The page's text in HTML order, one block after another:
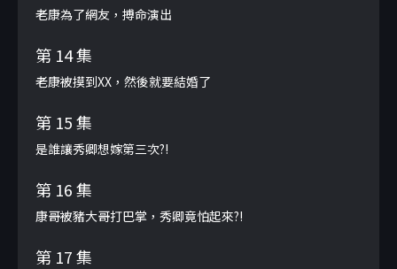
老康為了網友，搏命演出
第 14 集
老康被摸到XX，然後就要結婚了
第 15 集
是誰讓秀卿想嫁第三次?!
第 16 集
康哥被豬大哥打巴掌，秀卿竟怕起來?!
第 17 集